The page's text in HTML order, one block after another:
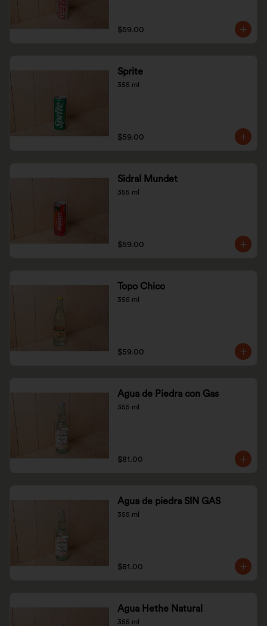
$59.00
Sprite
355 ml
$59.00
Sidral Mundet
355 ml
$59.00
Topo Chico
355 ml
$59.00
Agua de Piedra con Gas
355 ml
$81.00
Agua de piedra SIN GAS
355 ml
$81.00
Agua Hethe Natural
355 ml